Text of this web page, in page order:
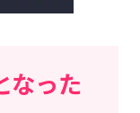
なった